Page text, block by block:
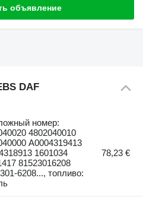
объявление
DAF
номер:
4802040010
A0004319413
1601034
81523016208
6208..., топливо:
78,23 €